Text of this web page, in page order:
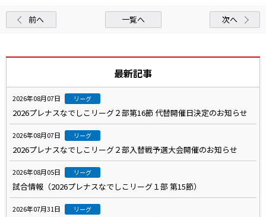
前へ 一覧へ 次へ
最新記事
2026年08月07日 リーグ
2026プレナスなでしこリーグ２部第16節 代替開催日決定のお知らせ
2026年08月07日 リーグ
2026プレナスなでしこリーグ２部入替戦予選大会開催のお知らせ
2026年08月05日 リーグ
試合情報（2026プレナスなでしこリーグ１部 第15節）
2026年07月31日 リーグ